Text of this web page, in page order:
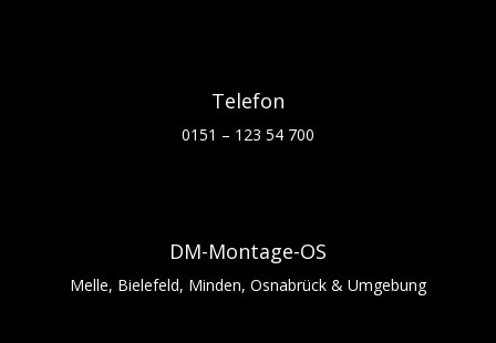
Telefon
0151 – 123 54 700
DM-Montage-OS
Melle, Bielefeld, Minden, Osnabrück & Umgebung